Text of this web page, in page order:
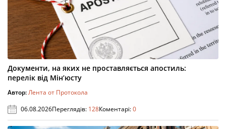
Документи, на яких не проставляється апостиль:
перелік від Мін’юсту
Автор:Лента от Протокола
06.08.2026Переглядів: 128Коментарі:0